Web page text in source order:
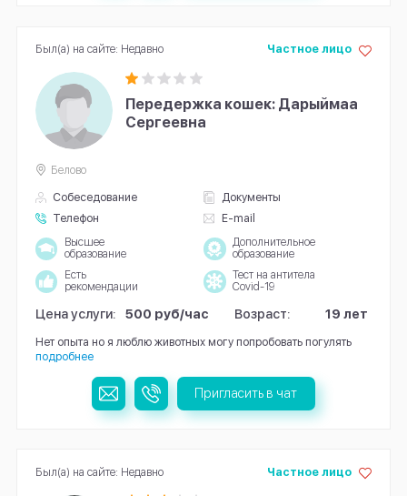
Передержка кошек: Дарыймаа
Сергеевна
Собеседование
Документы
Телефон
E-mail
Частное лицо
Белово
Высшее
образование
Дополнительное
образование
Есть
рекомендации
Тест на антитела
Covid-19
Цена услуги: 500 руб/час Возраст: 19 лет
Нет опыта но я люблю животных могу попробовать погулять
подробнее
Был(а) на сайте: Недавно
Пригласить в чат
Частное лицо
Был(а) на сайте: Недавно